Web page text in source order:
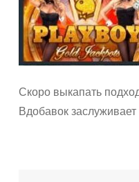
Скоро выкапать
Вдобавок